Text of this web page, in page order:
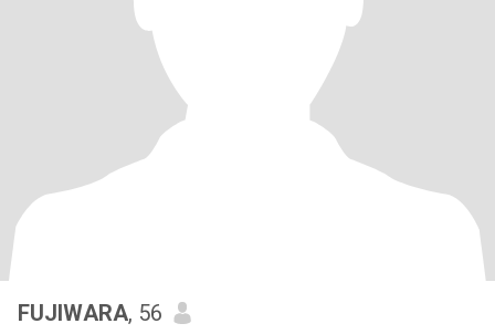
FUJIWARA, 56